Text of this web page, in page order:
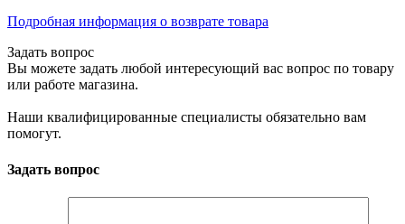
Подробная информация о возврате товара
Задать вопрос
Вы можете задать любой интересующий вас вопрос по товару
или работе магазина.
Наши квалифицированные специалисты обязательно вам
помогут.
Задать вопрос